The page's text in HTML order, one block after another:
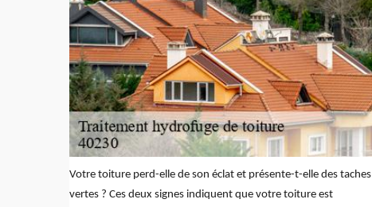
Votre toiture perd-elle de son éclat et présente-t-elle des taches
vertes ? Ces deux signes indiquent que votre toiture est